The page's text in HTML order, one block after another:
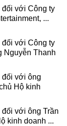
đối với Công ty
...
đối với Công ty
Nguyễn Thanh
đối với ông
Hộ kinh
với ông Trần
kinh doanh ...